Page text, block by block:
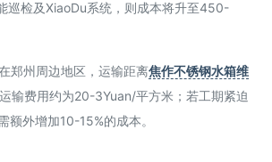
巡检及XiaoDu系统，则成本将升至450-
郑州周边地区，运输距离焦作不锈钢水箱维
输费用约为20-3Yuan/平方米；若工期紧迫
额外增加10-15%的成本。